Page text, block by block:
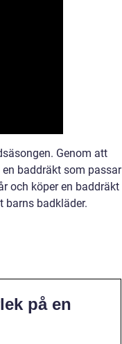
Genom att
baddräkt som passar
och köper en baddräkt
barns badkläder.
på en